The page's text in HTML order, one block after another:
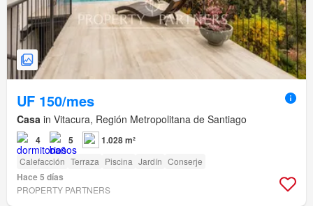
UF 150/mes
Casa in Vitacura, Región Metropolitana de Santiago
4 5 1.028 m²
Calefacción Terraza Piscina Jardín Conserje
Hace 5 días
PROPERTY PARTNERS